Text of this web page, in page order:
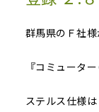
群馬県のＦ社様
『コミュー
ステルス仕様